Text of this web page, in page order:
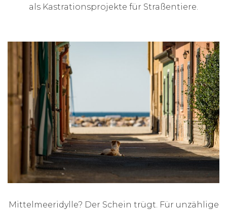
als Kastrationsprojekte für Straßentiere.
Mittelmeeridylle? Der Schein trügt. Für unzählige